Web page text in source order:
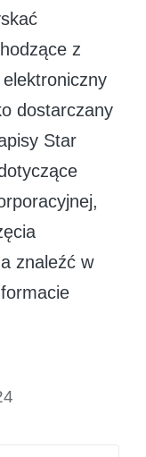
z
dostarczany
Star
znaleźć w